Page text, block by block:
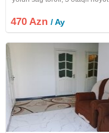
yoxdur.Ətrafda bütün iaşə
obyektləri var.(Omid, Soliton,
470 Azn/ Ay